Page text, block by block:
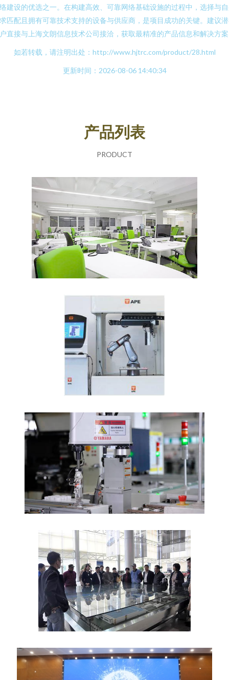
建设的优选之一。在构建高效、可靠网络基础设施的过程中，选择与
匹配且拥有可靠技术支持的设备与供应商，是项目成功的关键。建议
直接与上海文朗信息技术公司接洽，获取最精准的产品信息和解决方
如若转载，请注明出处：http://www.hjtrc.com/product/28.html
更新时间：2026-08-06 14:40:34
产品列表
PRODUCT